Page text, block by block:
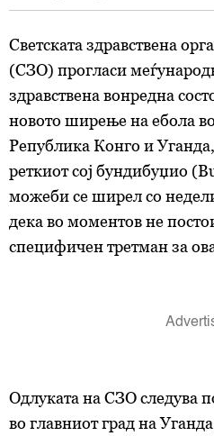
Светската здравствена
(СЗО) прогласи
здравствена вонредна
новото ширење на ебола
Република Конго и
реткиотсој бундибуџио
можеби се ширел со
дека во моментов не
специфичен третман за
Одлуката на СЗО следува
во главниот град на